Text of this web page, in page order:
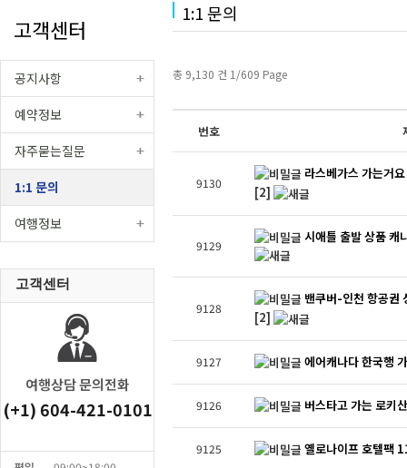
고객센터
공지사항
예약정보
자주묻는질문
1:1 문의
여행정보
고객센터
여행상담 문의전화
(+1) 604-421-0101
1:1 문의
총 9,130 건 1/609 Page
번호
9130
라스베가스 가는거
[2]
9129
시애틀 출발 상품 캐
9128
밴쿠버-인천 항공권
[2]
9127 에어캐나다 한국행
9126 버스타고 가는 로키
9125 옐로나이프 호텔팩